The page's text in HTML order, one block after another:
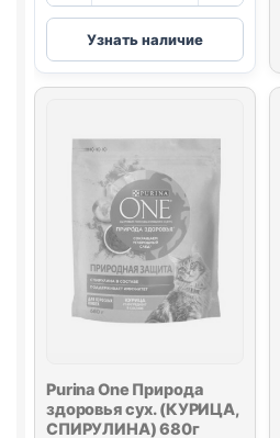
Purina
One
сух.
Узнать наличие
Purina One Природа
здоровья сух. (КУРИЦА,
СПИРУЛИНА) 680г